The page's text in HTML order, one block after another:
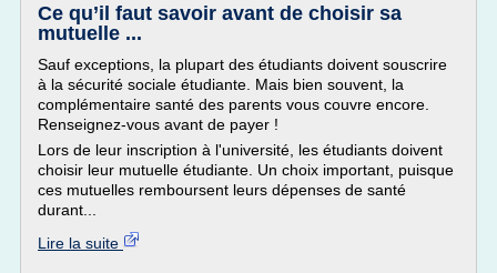
Ce qu’il faut savoir avant de choisir sa
mutuelle ...
Sauf exceptions, la plupart des étudiants doivent souscrire
à la sécurité sociale étudiante. Mais bien souvent, la
complémentaire santé des parents vous couvre encore.
Renseignez-vous avant de payer !
Lors de leur inscription à l'université, les étudiants doivent
choisir leur mutuelle étudiante. Un choix important, puisque
ces mutuelles remboursent leurs dépenses de santé
durant...
Lire la suite